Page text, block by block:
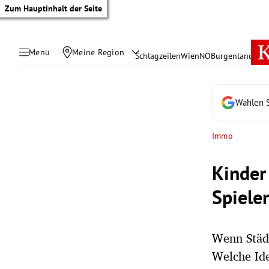
Zum Hauptinhalt der Seite
Menü Meine Region SchlagzeilenWienNÖBurgenland
Wählen
Immo
Wenn
Welche